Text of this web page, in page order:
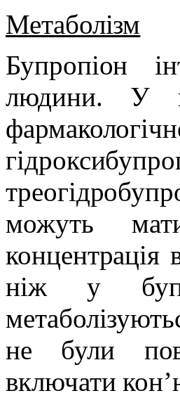
Метаболізм
Бупропіон
людини. У
можуть
концентрація
ніж у
не були
включати